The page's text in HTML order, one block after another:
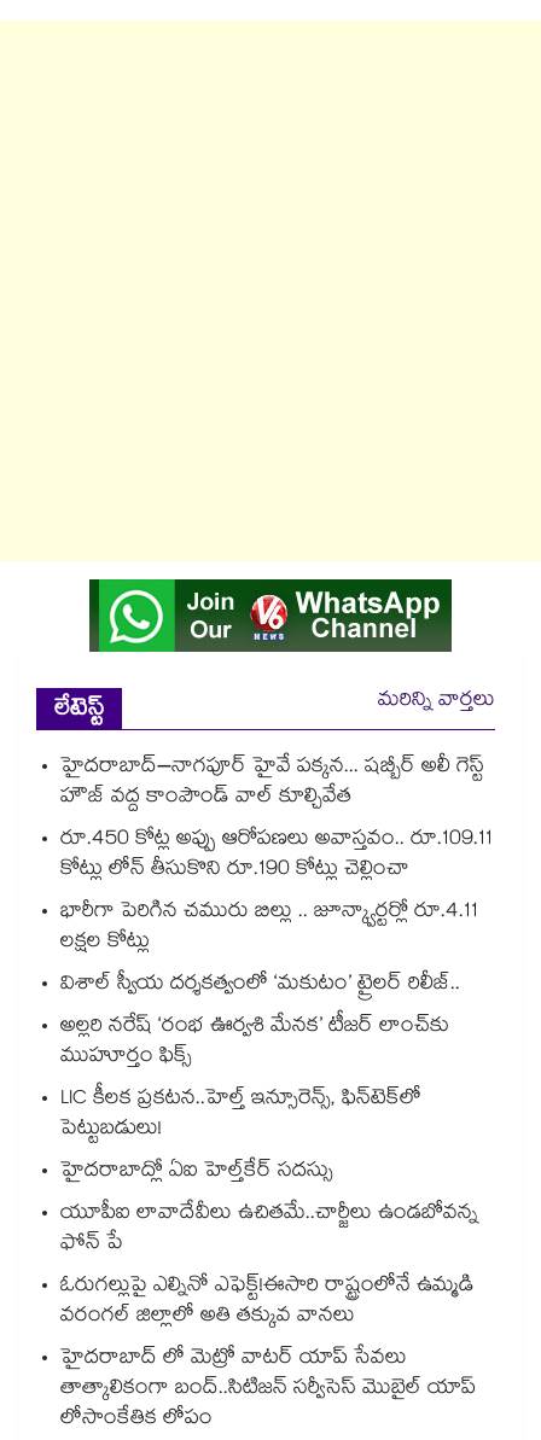
లేటెస్ట్
మరిన్ని వార్తలు
హైదరాబాద్–నాగపూర్ హైవే పక్కన... షబ్బీర్ అలీ గెస్ట్
హౌజ్ వద్ద కాంపౌండ్ వాల్ కూల్చివేత
రూ.450 కోట్ల అప్పు ఆరోపణలు అవాస్తవం.. రూ.109.11
కోట్లు లోన్ తీసుకొని రూ.190 కోట్లు చెల్లించా
భారీగా పెరిగిన చమురు బిల్లు .. జూన్క్వార్టర్లో రూ.4.11
లక్షల కోట్లు
విశాల్ స్వీయ దర్శకత్వంలో ‘మకుటం’ ట్రైలర్ రిలీజ్..
అల్లరి నరేష్ ‘రంభ ఊర్వశి మేనక’ టీజర్ లాంచ్‌కు
ముహూర్తం ఫిక్స్
LIC కీలక ప్రకటన..హెల్త్ ఇన్సూరెన్స్, ఫిన్‌టెక్‌లో
పెట్టుబడులు!
హైదరాబాద్లో ఏఐ హెల్త్‌‌‌‌‌‌‌‌‌‌‌‌‌‌‌‌‌‌‌‌‌‌‌‌‌‌‌‌‌‌‌‌కేర్ సదస్సు
యూపీఐ లావాదేవీలు ఉచితమే..చార్జీలు ఉండబోవన్న
ఫోన్ పే
ఓరుగల్లుపై ఎల్నినో ఎఫెక్ట్!ఈసారి రాష్ట్రంలోనే ఉమ్మడి
వరంగల్ జిల్లాలో అతి తక్కువ వానలు
హైదరాబాద్ లో మెట్రో వాటర్‌‌ యాప్ సేవలు
తాత్కాలికంగా బంద్..సిటిజన్ సర్వీసెస్ మొబైల్ యాప్
లోసాంకేతిక లోపం